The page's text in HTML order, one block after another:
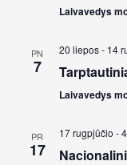
Laivavedys
PN
7
20 liepos- 14
Laivavedys
PR
17
17 rugpjūčio -